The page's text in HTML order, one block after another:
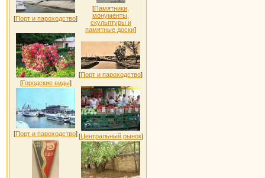
[Порт и пароходство]
[Памятники,
монументы,
скульптуры и
памятные доски]
[Городские виды]
[Порт и пароходство]
[Порт и пароходство][Центральный рынок]